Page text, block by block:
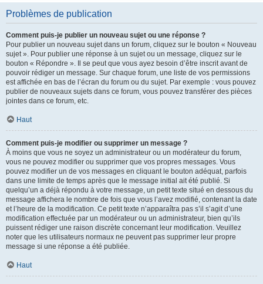
Problèmes de publication
Comment puis-je publier un nouveau sujet ou une réponse ?
Pour publier un nouveau sujet dans un forum, cliquez sur le bouton « Nouveau
sujet ». Pour publier une réponse à un sujet ou un message, cliquez sur le
bouton « Répondre ». Il se peut que vous ayez besoin d’être inscrit avant de
pouvoir rédiger un message. Sur chaque forum, une liste de vos permissions
est affichée en bas de l’écran du forum ou du sujet. Par exemple : vous pouvez
publier de nouveaux sujets dans ce forum, vous pouvez transférer des pièces
jointes dans ce forum, etc.
Haut
Comment puis-je modifier ou supprimer un message ?
À moins que vous ne soyez un administrateur ou un modérateur du forum,
vous ne pouvez modifier ou supprimer que vos propres messages. Vous
pouvez modifier un de vos messages en cliquant le bouton adéquat, parfois
dans une limite de temps après que le message initial ait été publié. Si
quelqu’un a déjà répondu à votre message, un petit texte situé en dessous du
message affichera le nombre de fois que vous l’avez modifié, contenant la date
et l’heure de la modification. Ce petit texte n’apparaîtra pas s’il s’agit d’une
modification effectuée par un modérateur ou un administrateur, bien qu’ils
puissent rédiger une raison discrète concernant leur modification. Veuillez
noter que les utilisateurs normaux ne peuvent pas supprimer leur propre
message si une réponse a été publiée.
Haut